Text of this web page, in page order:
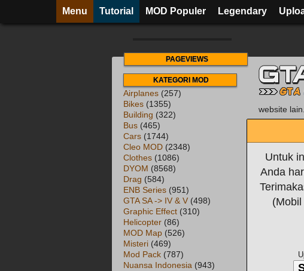
Menu Tutorial MOD Populer Legendary
website lain.
Untuk
Anda
PAGEVIEWS
KATEGORI MOD
Airplanes (257)
Bikes (1355)
Building (322)
Bus (465)
Cars (1744)
Cleo MOD (2348)
Clothes (1086)
DYOM (8568)
Drag (584)
ENB Series (951)
GTA SA -> IV & V (498)
Graphic Effect (310)
Helicopter (86)
MOD Map (526)
Misteri (469)
Mod Pack (787)
Nuansa Indonesia (943)